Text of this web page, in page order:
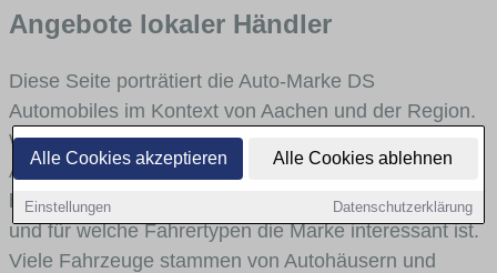
Alle Cookies akzeptieren Alle Cookies ablehnen
Einstellungen Datenschutzerklärung
Angebote lokaler Händler
Diese Seite porträtiert die Auto-Marke DS
Automobiles im Kontext von Aachen und der Region.
Wir skizzieren, in welchen Fahrzeugklassen DS
Automobiles stark vertreten ist, welche Modellreihen
häufig im Stadt- und Umlandverkehr zu sehen sind
und für welche Fahrertypen die Marke interessant ist.
Viele Fahrzeuge stammen von Autohäusern und